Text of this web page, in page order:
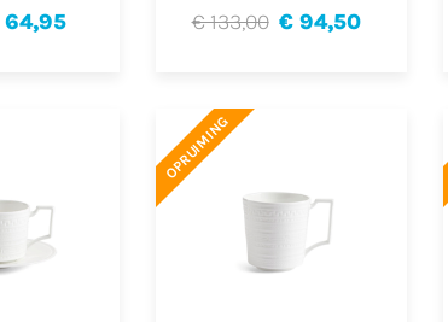
64,95 € 133,00 € 94,50
OPRUIMING